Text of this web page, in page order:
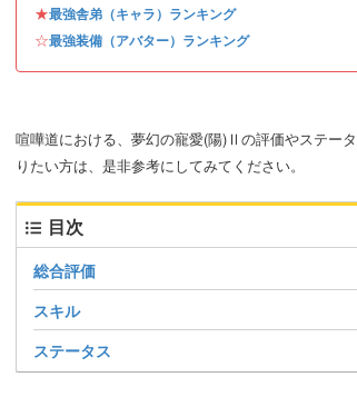
★最強舎弟（キャラ）ランキング
☆最強装備（アバター）ランキング
喧嘩道における、夢幻の寵愛(陽)Ⅱの評価やステー
りたい方は、是非参考にしてみてください。
目次
総合評価
スキル
ステータス